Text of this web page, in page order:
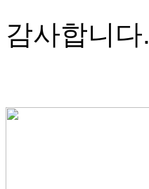
감사합니다.